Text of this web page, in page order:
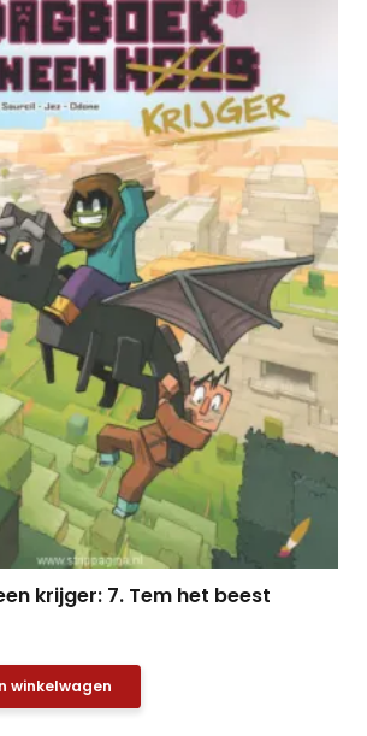
krijger: 7. Tem het beest
winkelwagen